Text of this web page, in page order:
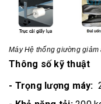
MáyHệ thống giường giảm
Thông số kỹ thuật
- Trọng lượng máy: